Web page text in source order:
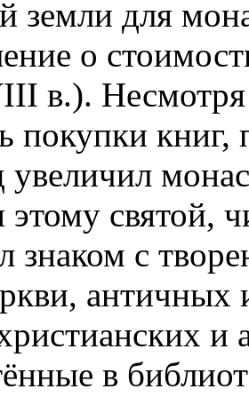
земли для
о
в.).
покупки книг,
этому
знаком с
античных
и
в